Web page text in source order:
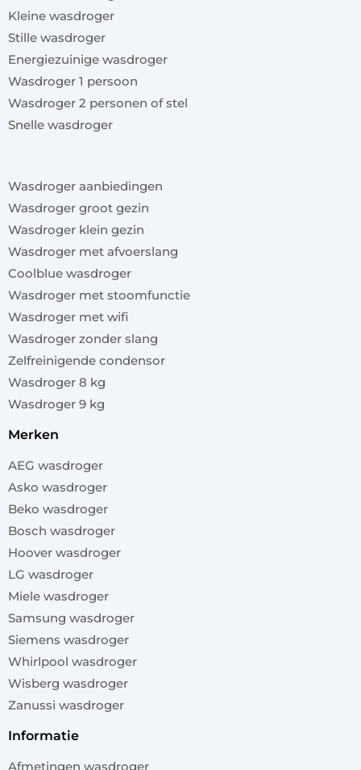
Kleine wasdroger
Stille wasdroger
Energiezuinige wasdroger
Wasdroger 1 persoon
Wasdroger 2 personen of stel
Snelle wasdroger
Wasdroger aanbiedingen
Wasdroger groot gezin
Wasdroger klein gezin
Wasdroger met afvoerslang
Coolblue wasdroger
Wasdroger met stoomfunctie
Wasdroger met wifi
Wasdroger zonder slang
Zelfreinigende condensor
Wasdroger 8 kg
Wasdroger 9 kg
merken
AEG wasdroger
Asko wasdroger
Beko wasdroger
Bosch wasdroger
Hoover wasdroger
LG wasdroger
Miele wasdroger
Samsung wasdroger
Siemens wasdroger
Whirlpool wasdroger
Wisberg wasdroger
Zanussi wasdroger
informatie
Afmetingen wasdroger